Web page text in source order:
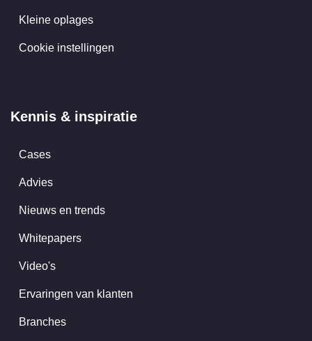
Kleine oplages
Cookie instellingen
Kennis & inspiratie
Cases
Advies
Nieuws en trends
Whitepapers
Video's
Ervaringen van klanten
Branches